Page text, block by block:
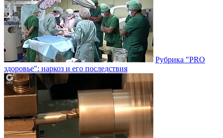
Рубрика "PRO
здоровье": наркоз и его последствия